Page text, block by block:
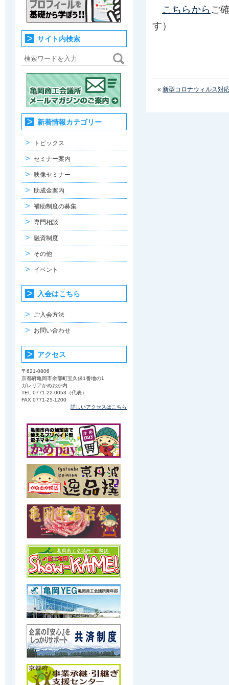
こちらから ご
す）
« 新型コロナウィルス対
サイト内検索
新着情報カテゴリー
トピックス
セミナー案内
映像セミナー
助成金案内
補助制度の募集
専門相談
融資制度
その他
イベント
入会はこちら
ご入会方法
お問い合わせ
アクセス
〒621-0806
京都府亀岡市余部町宝久保1番地の1
ガレリアかめおか内
TEL 0771-22-0053（代表）
FAX 0771-25-1200
詳しいアクセスはこちら